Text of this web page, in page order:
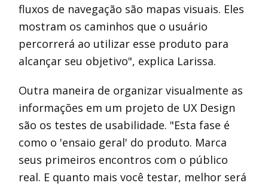
fluxos de navegação são mapas visuais. Eles
mostram os caminhos que o usuário
percorrerá ao utilizar esse produto para
alcançar seu objetivo", explica Larissa.
Outra maneira de organizar visualmente as
informações em um projeto de UX Design
são os testes de usabilidade. "Esta fase é
como o 'ensaio geral' do produto. Marca
seus primeiros encontros com o público
real. E quanto mais você testar, melhor será